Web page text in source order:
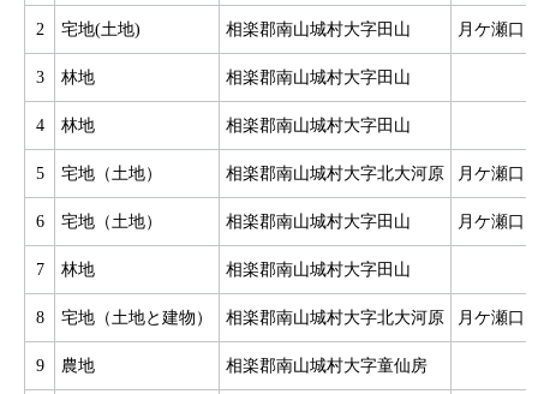
2 宅地(土地) 相楽郡南山城村大字田山 月ケ瀬口
3 林地 相楽郡南山城村大字田山
4 林地 相楽郡南山城村大字田山
5 宅地（土地） 相楽郡南山城村大字北大河原 月ケ瀬口
6 宅地（土地） 相楽郡南山城村大字田山 月ケ瀬口
7 林地 相楽郡南山城村大字田山
8 宅地（土地と建物） 相楽郡南山城村大字北大河原 月ケ瀬口
9 農地 相楽郡南山城村大字童仙房